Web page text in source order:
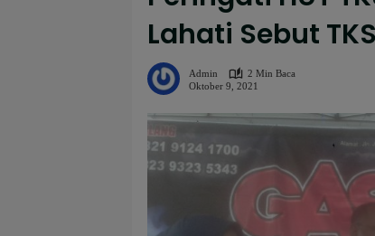
Lahati Sebut
Admin
2 Min Baca
Oktober 9, 2021